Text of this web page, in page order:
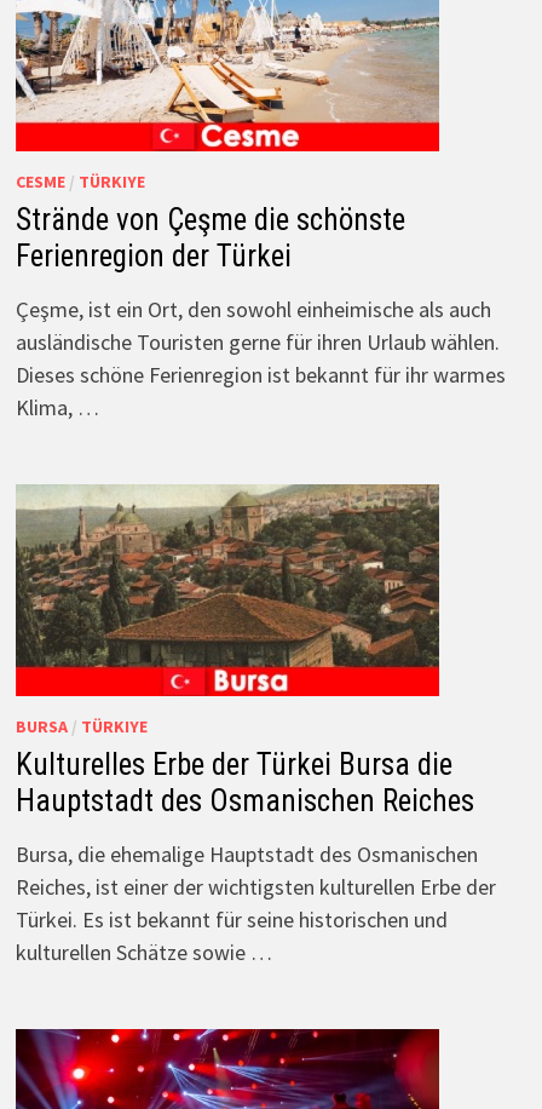
CESME/ TÜRKIYE
Strände von Çeşme die schönste
Ferienregion der Türkei
Çeşme, ist ein Ort, den sowohl einheimische als auch
ausländische Touristen gerne für ihren Urlaub wählen.
Dieses schöne Ferienregion ist bekannt für ihr warmes
Klima, …
BURSA/ TÜRKIYE
Kulturelles Erbe der Türkei Bursa die
Hauptstadt des Osmanischen Reiches
Bursa, die ehemalige Hauptstadt des Osmanischen
Reiches, ist einer der wichtigsten kulturellen Erbe der
Türkei. Es ist bekannt für seine historischen und
kulturellen Schätze sowie …